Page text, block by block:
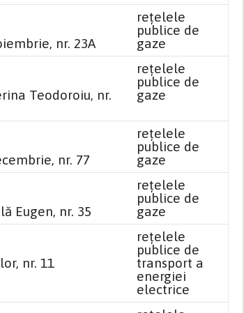
nr. 23A
reţelele
publice de
gaze
Teodoroiu, nr.
reţelele
publice de
gaze
nr. 77
reţelele
publice de
gaze
Eugen, nr. 35
reţelele
publice de
gaze
nr. 11
reţelele
publice de
transport a
energiei
electrice